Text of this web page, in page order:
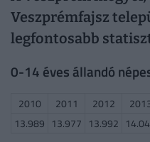
Veszprémfajsz
legfontosabb
0-14 éves állandó
2010 2011 2012
13.989 13.977 13.992